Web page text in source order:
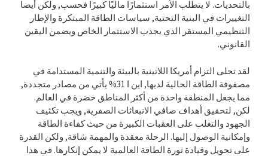
بالتحديات. لا يتطلب الأمر استثمارًا ماليًا كبيرًا فحسب, ولكن أيضا
التغييرات في البنية التحتية, سياسات الطاقة المبتكرة والإطار
التنظيمي المستقر الذي يجذب الاستثمار الخاص ويضمن اليقين
القانوني.
لقد تجلى التزام أمريكا اللاتينية بالبيئة والتنمية المستدامة في
مصفوفة الطاقة الحالية لديها, اين ا 31% يأتي من مصادر متجددة,
مما يجعل المنطقة واحدة من أكثر المناطق خضرة في العالم.
لكن, لتحقيق أهداف صافي الانبعاثات الصفرية, ويجب تكثيف
الجهود والتغلب على العقبات الكبيرة من حيث كفاءة الطاقة
وإمكانية الوصول إليها. الرحلة معقدة والمهمة شاقة, ولكن القدرة
على تحويل وقيادة ثورة الطاقة العالمية لا يمكن إنكارها. في هذا